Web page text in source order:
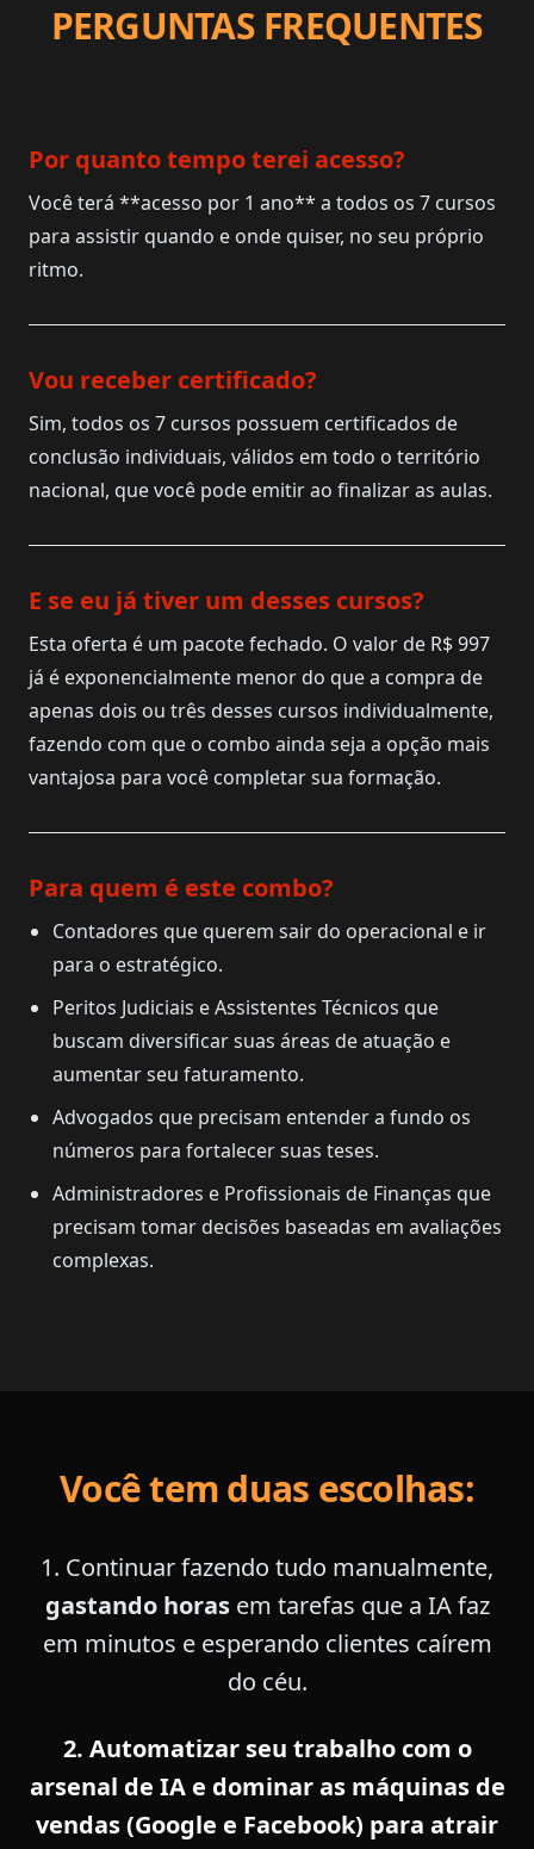
PERGUNTAS FREQUENTES
Por quanto tempo terei acesso?
Você terá **acesso por 1 ano** a todos os 7 cursos
para assistir quando e onde quiser, no seu próprio
ritmo.
Vou receber certificado?
Sim, todos os 7 cursos possuem certificados de
conclusão individuais, válidos em todo o território
nacional, que você pode emitir ao finalizar as aulas.
E se eu já tiver um desses cursos?
Esta oferta é um pacote fechado. O valor de R$ 997
já é exponencialmente menor do que a compra de
apenas dois ou três desses cursos individualmente,
fazendo com que o combo ainda seja a opção mais
vantajosa para você completar sua formação.
Para quem é este combo?
Contadores que querem sair do operacional e ir
para o estratégico.
Peritos Judiciais e Assistentes Técnicos que
buscam diversificar suas áreas de atuação e
aumentar seu faturamento.
Advogados que precisam entender a fundo os
números para fortalecer suas teses.
Administradores e Profissionais de Finanças que
precisam tomar decisões baseadas em avaliações
complexas.
Você tem duas escolhas:
1. Continuar fazendo tudo manualmente,
gastando horasem tarefas que a IA faz
em minutos e esperando clientes caírem
do céu.
2. Automatizar seu trabalho com o
arsenal de IA e dominar as máquinas de
vendas (Google e Facebook) para atrair